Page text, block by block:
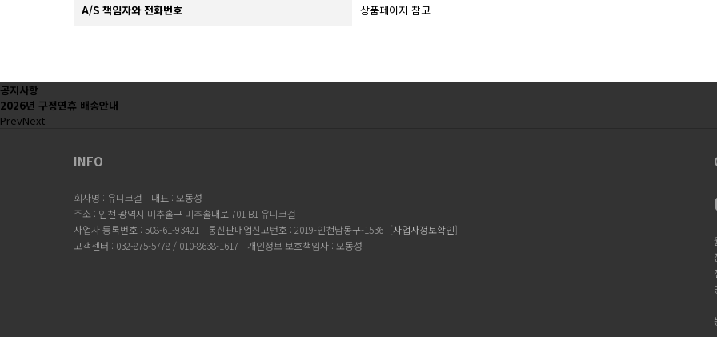
A/S 책임자와 전화번호 상품페이지 참고
공지사항
2026년 구정연휴 배송안내
PrevNext
INFO
회사명 : 유니크걸
대표 : 오동성
주소 : 인천 광역시 미추홀구 미추홀대로 701 B1 유니크걸
사업자 등록번호 : 508-61-93421
통신판매업신고번호 : 2019-인천남동구-1536 [사업자정보확인]
고객센터 : 032-875-5778 / 010-8638-1617
개인정보 보호책임자 : 오동성